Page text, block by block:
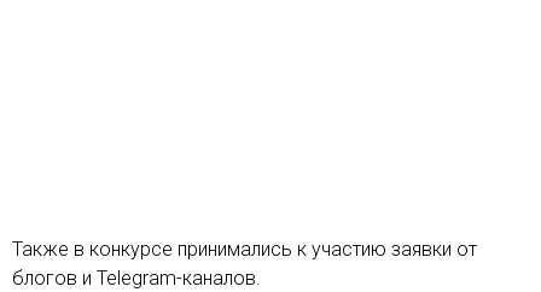
Также в конкурсе принимались к участию заявки от
блогов и Telegram-каналов.